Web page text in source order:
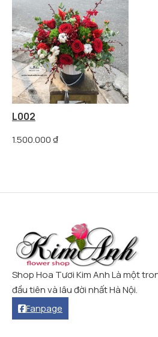
L002
1.500.000₫
Shop Hoa Tươi Kim Anh Là một
đầu tiên và lâu đời nhất Hà Nội.
Fanpage